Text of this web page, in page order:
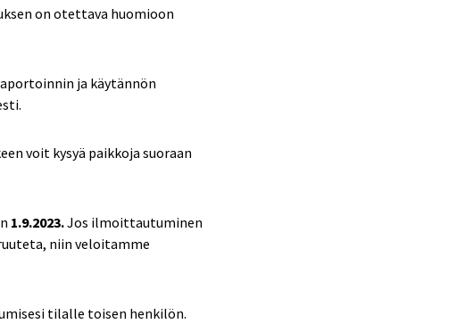
on otettava huomioon
ja käytännön
voit kysyä paikkoja suoraan
1.9.2023.Jos ilmoittautuminen
niin veloitamme
tilalle toisen henkilön.